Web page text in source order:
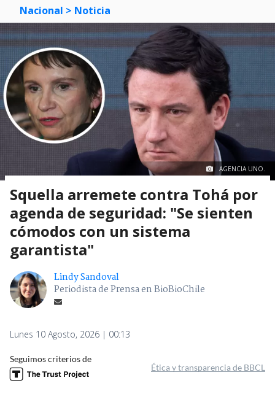
Nacional > Noticia
AGENCIA UNO.
Squella arremete contra Tohá por
agenda de seguridad: "Se sienten
cómodos con un sistema
garantista"
Lindy Sandoval
Periodista de Prensa en BioBioChile
Lunes 10 Agosto, 2026 | 00:13
Seguimos criterios de
Ética y transparencia de BBCL